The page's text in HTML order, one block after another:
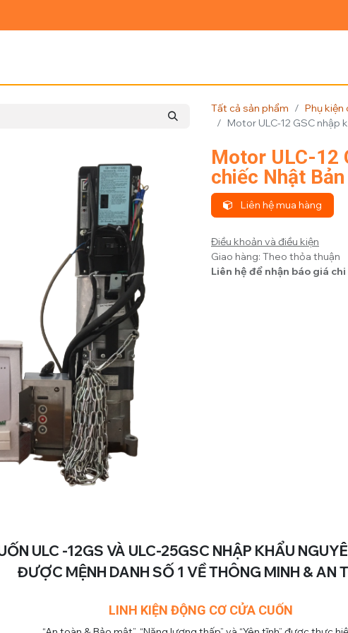
Tất cả sản phẩm
Phụ kiện
Motor ULC-12 GSC nhập
Motor ULC-12
chiếc Nhật Bản
Liên hệ mua hàng
Điều khoản và điều kiện
Giao hàng: Theo thỏa thuận
Liên hệ để nhận báo giá
ULC -12GS VÀ ULC-25GSC NHẬP KHẨU
ĐƯỢC MỆNH DANH SỐ 1 VỀ THÔNG MINH & AN
LINH KIỆN ĐỘNG CƠ CỬA CUỐN